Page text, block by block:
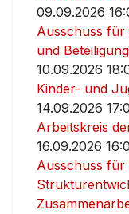
09.09.2026
Ausschuss
und
10.09.2026
Kinder- und
14.09.2026
Arbeitskreis
16.09.2026
Ausschuss für